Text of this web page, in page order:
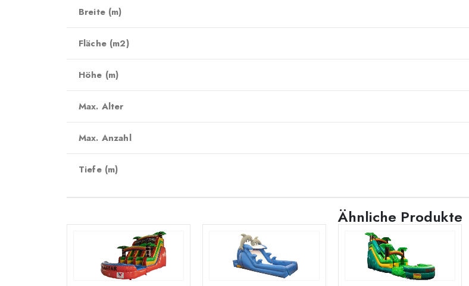
Breite (m)
Fläche (m2)
Höhe (m)
Max. Alter
Max. Anzahl
Tiefe (m)
Ähnliche Produkte